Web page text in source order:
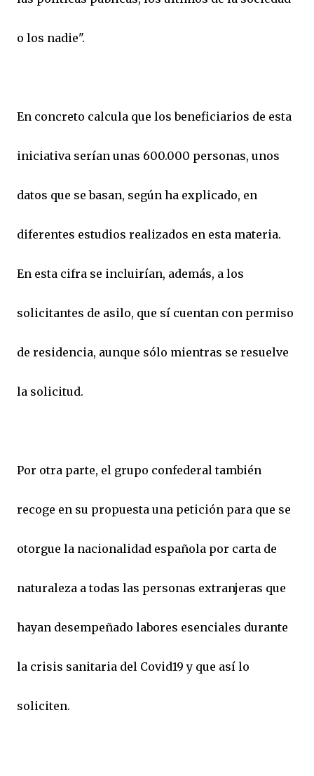
o los nadie".
En concreto calcula que los beneficiarios de esta
iniciativa serían unas 600.000 personas, unos
datos que se basan, según ha explicado, en
diferentes estudios realizados en esta materia.
En esta cifra se incluirían, además, a los
solicitantes de asilo, que sí cuentan con permiso
de residencia, aunque sólo mientras se resuelve
la solicitud.
Por otra parte, el grupo confederal también
recoge en su propuesta una petición para que se
otorgue la nacionalidad española por carta de
naturaleza a todas las personas extranjeras que
hayan desempeñado labores esenciales durante
la crisis sanitaria del Covid19 y que así lo
soliciten.